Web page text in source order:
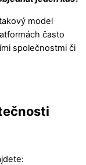
model
často
společnostmi či